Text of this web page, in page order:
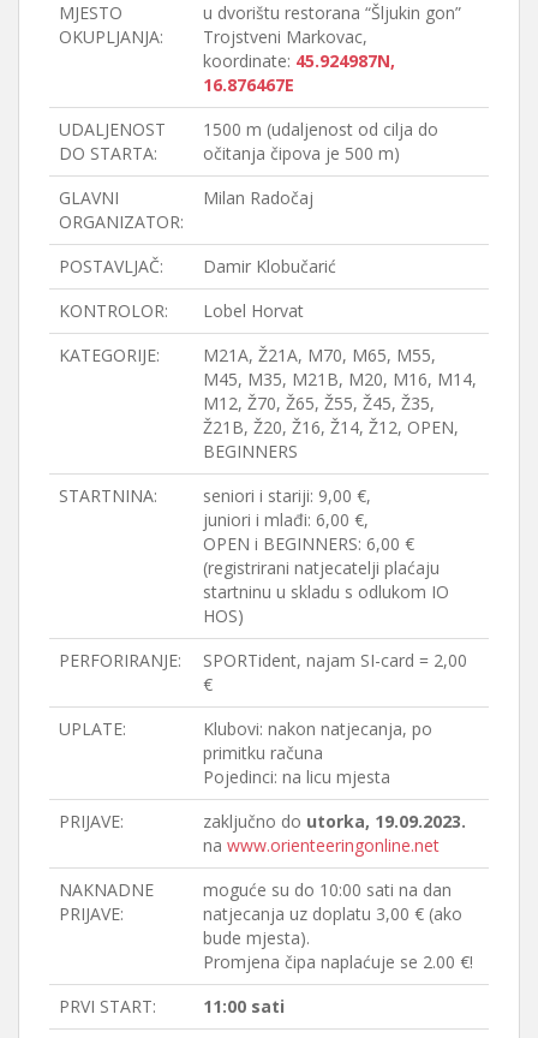
MJESTO
OKUPLJANJA:
u dvorištu restorana “Šljukin gon”
Trojstveni Markovac,
koordinate: 45.924987N,
16.876467E
UDALJENOST
DO STARTA:
1500 m (udaljenost od cilja do
očitanja čipova je 500 m)
GLAVNI
ORGANIZATOR:
Milan Radočaj
POSTAVLJAČ:
Damir Klobučarić
KONTROLOR:
Lobel Horvat
KATEGORIJE:
M21A, Ž21A, M70, M65, M55,
M45, M35, M21B, M20, M16, M14,
M12, Ž70, Ž65, Ž55, Ž45, Ž35,
Ž21B, Ž20, Ž16, Ž14, Ž12, OPEN,
BEGINNERS
STARTNINA:
seniori i stariji: 9,00 €,
juniori i mlađi: 6,00 €,
OPEN i BEGINNERS: 6,00 €
(registrirani natjecatelji plaćaju
startninu u skladu s odlukom IO
HOS)
PERFORIRANJE:
SPORTident, najam SI-card = 2,00
€
UPLATE:
Klubovi: nakon natjecanja, po
primitku računa
Pojedinci: na licu mjesta
PRIJAVE:
zaključno do utorka, 19.09.2023.
na www.orienteeringonline.net
NAKNADNE
PRIJAVE:
moguće su do 10:00 sati na dan
natjecanja uz doplatu 3,00 € (ako
bude mjesta).
Promjena čipa naplaćuje se 2.00 €!
PRVI START:
11:00 sati